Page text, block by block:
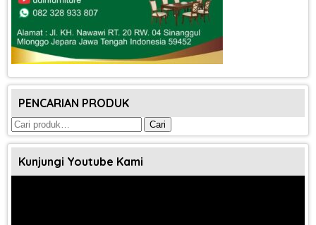
PENCARIAN PRODUK
Pencarian
untuk:
Cari
Kunjungi Youtube Kami